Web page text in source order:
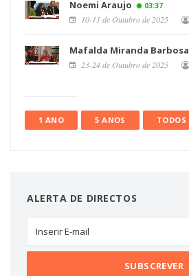
Noemi Araujo 03:37
10-11 de Outubro de 2025
Mafalda Miranda Barbosa
23-24 de Outubro de 2025
1 ANO 5 ANOS TODOS
ALERTA DE DIRECTOS